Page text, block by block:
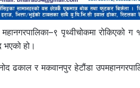
पृथ्वीचोकमा रोकिएको
भएको हो।
ढकाल र मकवानपुर हेटौंडा